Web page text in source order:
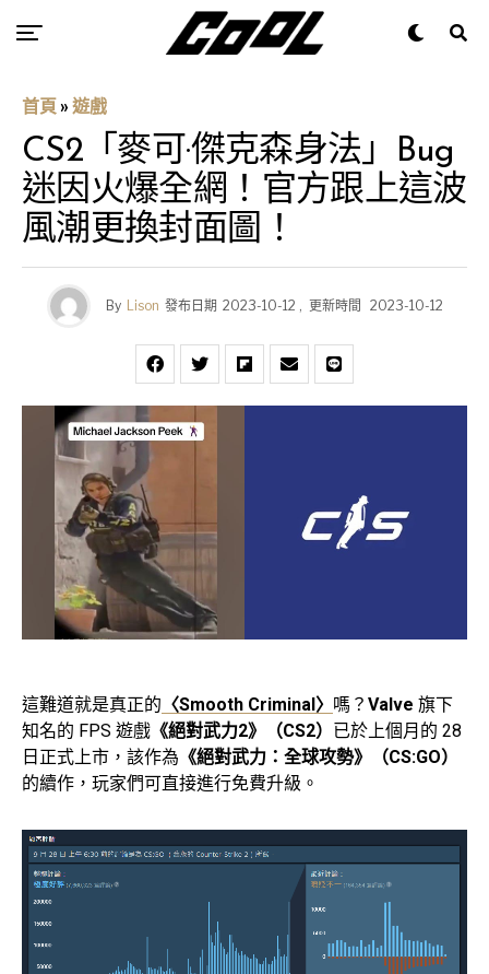
首頁 » 遊戲
CS2「麥可·傑克森身法」Bug
迷因火爆全網！官方跟上這波
風潮更換封面圖！
By Lison 發布日期 2023-10-12 , 更新時間 2023-10-12
這難道就是真正的 〈Smooth Criminal〉 嗎？ Valve 旗下
知名的 FPS 遊戲 《絕對武力2》（CS2） 已於上個月的 28
日正式上市，該作為 《絕對武力：全球攻勢》（CS:GO）
的續作，玩家們可直接進行免費升級。